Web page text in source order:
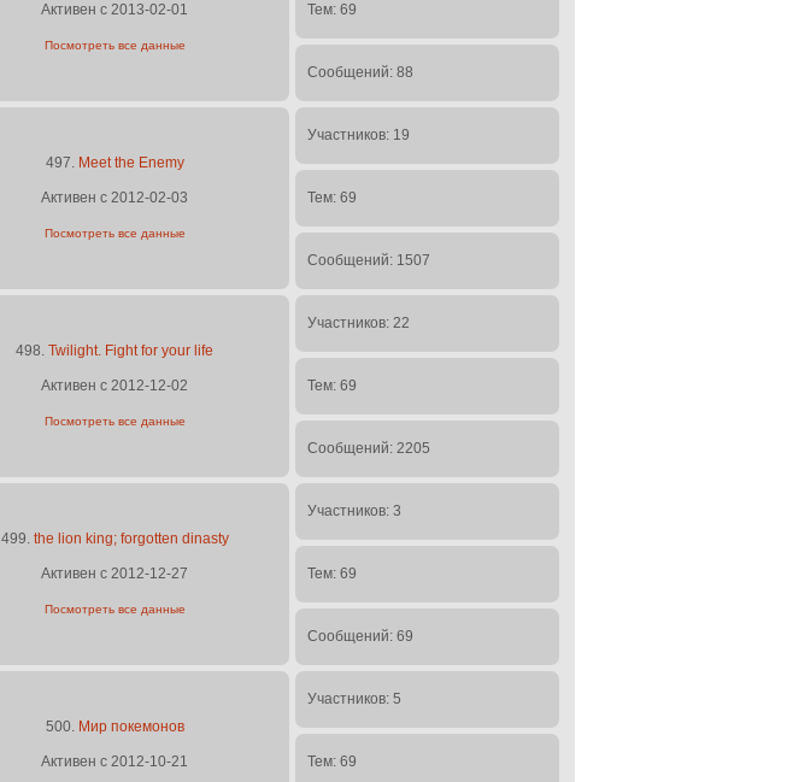
Активен с 2013-02-01
Посмотреть все данные
Тем: 69
Сообщений: 88
497. Meet the Enemy
Активен с 2012-02-03
Посмотреть все данные
Участников: 19
Тем: 69
Сообщений: 1507
498. Twilight. Fight for your life
Активен с 2012-12-02
Посмотреть все данные
Участников: 22
Тем: 69
Сообщений: 2205
499. the lion king; forgotten dinasty
Активен с 2012-12-27
Посмотреть все данные
Участников: 3
Тем: 69
Сообщений: 69
500. Мир покемонов
Активен с 2012-10-21
Участников: 5
Тем: 69